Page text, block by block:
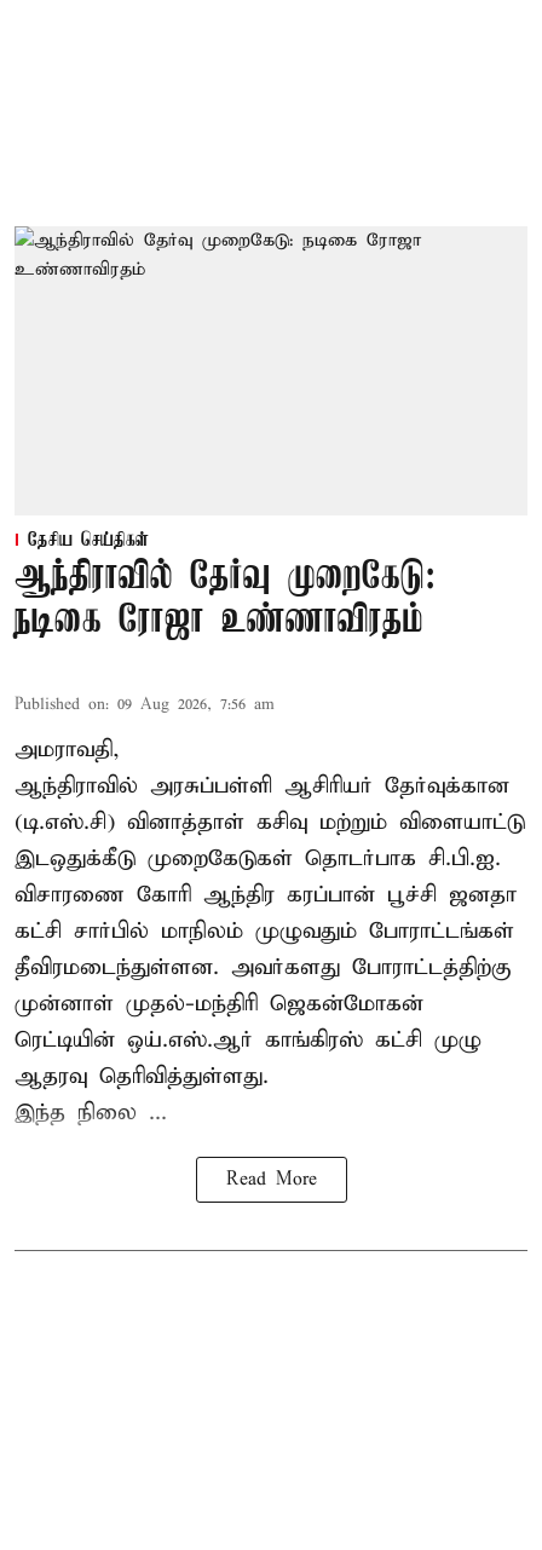
தேசிய செய்திகள்
ஆந்திராவில் தேர்வு முறைகேடு:
நடிகை ரோஜா உண்ணாவிரதம்
Published on: 09 Aug 2026, 7:56 am
அமராவதி,
ஆந்திராவில் அரசுப்பள்ளி ஆசிரியர் தேர்வுக்கான
(டி.எஸ்.சி) வினாத்தாள் கசிவு மற்றும் விளையாட்டு
இடஒதுக்கீடு முறைகேடுகள் தொடர்பாக சி.பி.ஐ.
விசாரணை கோரி ஆந்திர கரப்பான் பூச்சி ஜனதா
கட்சி சார்பில் மாநிலம் முழுவதும் போராட்டங்கள்
தீவிரமடைந்துள்ளன. அவர்களது போராட்டத்திற்கு
முன்னாள் முதல்-மந்திரி ஜெகன்மோகன்
ரெட்டியின் ஒய்.எஸ்.ஆர் காங்கிரஸ் கட்சி முழு
ஆதரவு தெரிவித்துள்ளது.
இந்த நிலை ...
Read More